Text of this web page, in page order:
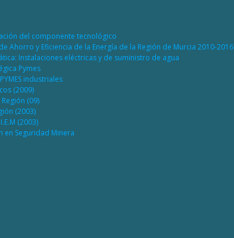
del componente tecnológico
Ahorro y Eficiencia de la Energía de la Región de Murcia 2010-2016
Instalaciones eléctricas y de suministro de agua
Pymes
industriales
(2009)
(09)
(2003)
(2003)
en Seguridad Minera